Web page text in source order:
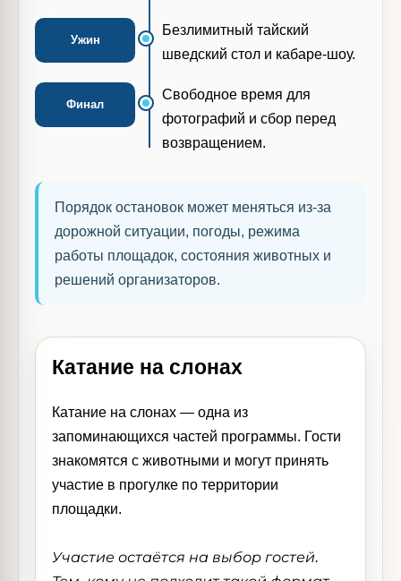
Ужин
Безлимитный тайский
шведский стол и кабаре-шоу.
Финал
Свободное время для
фотографий и сбор перед
возвращением.
Порядок остановок может меняться из-за
дорожной ситуации, погоды, режима
работы площадок, состояния животных и
решений организаторов.
Катание на слонах
Катание на слонах — одна из
запоминающихся частей программы. Гости
знакомятся с животными и могут принять
участие в прогулке по территории
площадки.
Участие остаётся на выбор гостей.